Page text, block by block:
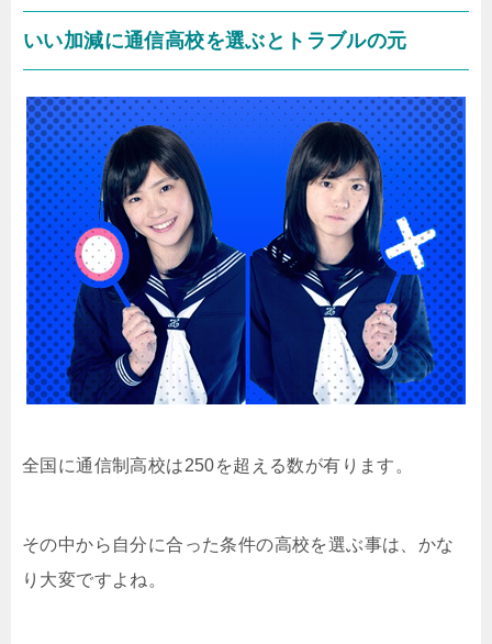
いい加減に通信高校を選ぶとトラブルの元
全国に通信制高校は250を超える数が有ります。
その中から自分に合った条件の高校を選ぶ事は、かな
り大変ですよね。